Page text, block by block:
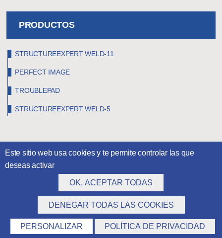
PRODUCTOS
STRUCTUREEXPERT WELD-11
PERFECT IMAGE
TROUBLEPAD
STRUCTUREEXPERT WELD-5
©Claravision2026
Este sitio web usa cookies y te permite controlar las que
deseas activar
OK, ACEPTAR TODAS
DENEGAR TODAS LAS COOKIES
PERSONALIZAR POLÍTICA DE PRIVACIDAD